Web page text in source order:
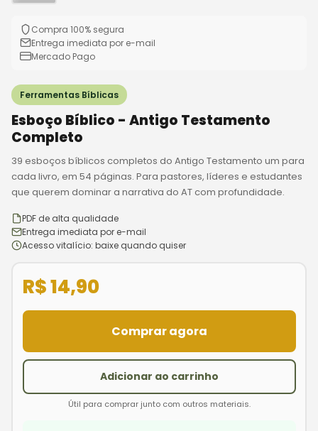
Compra 100% segura
Entrega imediata por e-mail
Mercado Pago
Ferramentas Bíblicas
Esboço Bíblico - Antigo Testamento
Completo
39 esboços bíblicos completos do Antigo Testamento um para
cada livro, em 54 páginas. Para pastores, líderes e estudantes
que querem dominar a narrativa do AT com profundidade.
PDF de alta qualidade
Entrega imediata por e-mail
Acesso vitalício: baixe quando quiser
R$ 14,90
Comprar agora
Adicionar ao carrinho
Útil para comprar junto com outros materiais.